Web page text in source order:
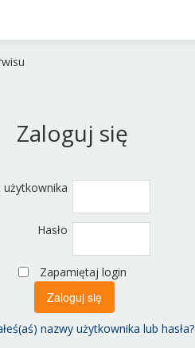
Zaloguj się
użytkownika
Hasło
Zapamiętaj login
nazwy użytkownika lub hasła?